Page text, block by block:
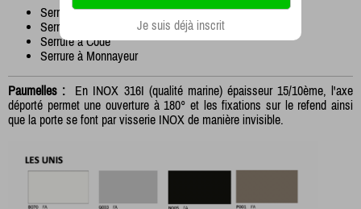
Serrure Batteuse
Serrure Porte-cadenas
Serrure à Code
Serrure à Monnayeur
Paumelles :
En INOX 316I (qualité marine) épaisseur 15/10ème, l'axe
déporté permet une ouverture à 180° et les fixations sur le refend ainsi
que la porte se font par visserie INOX de manière invisible.
Je suis déjà inscrit